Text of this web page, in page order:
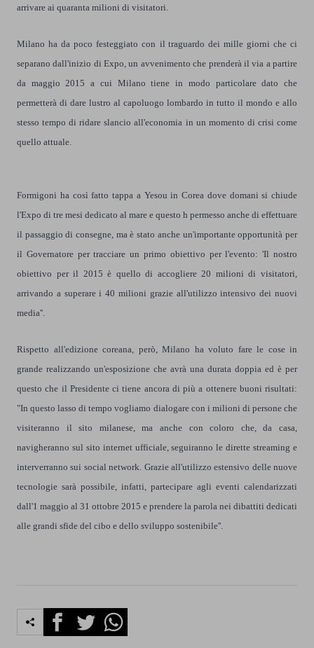
arrivare ai quaranta milioni di visitatori.
Milano ha da poco festeggiato con il traguardo dei mille giorni che ci
separano dall'inizio di Expo, un avvenimento che prenderà il via a partire
da maggio 2015 a cui Milano tiene in modo particolare dato che
permetterà di dare lustro al capoluogo lombardo in tutto il mondo e allo
stesso tempo di ridare slancio all'economia in un momento di crisi come
quello attuale.
Formigoni ha così fatto tappa a Yesou in Corea dove domani si chiude
l'Expo di tre mesi dedicato al mare e questo h permesso anche di effettuare
il passaggio di consegne, ma è stato anche un'importante opportunità per
il Governatore per tracciare un primo obiettivo per l'evento: 'Il nostro
obiettivo per il 2015 è quello di accogliere 20 milioni di visitatori,
arrivando a superare i 40 milioni grazie all'utilizzo intensivo dei nuovi
media''.
Rispetto all'edizione coreana, però, Milano ha voluto fare le cose in
grande realizzando un'esposizione che avrà una durata doppia ed è per
questo che il Presidente ci tiene ancora di più a ottenere buoni risultati:
"In questo lasso di tempo vogliamo dialogare con i milioni di persone che
visiteranno il sito milanese, ma anche con coloro che, da casa,
navigheranno sul sito internet ufficiale, seguiranno le dirette streaming e
interverranno sui social network. Grazie all'utilizzo estensivo delle nuove
tecnologie sarà possibile, infatti, partecipare agli eventi calendarizzati
dall'1 maggio al 31 ottobre 2015 e prendere la parola nei dibattiti dedicati
alle grandi sfide del cibo e dello sviluppo sostenibile''.
FacebookTwitterWhatsapp